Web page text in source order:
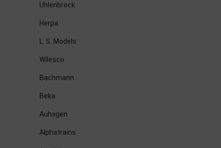
Uhlenbrock
Herpa
L. S. Models
Wilesco
Bachmann
Beka
Auhagen
Alphatrains